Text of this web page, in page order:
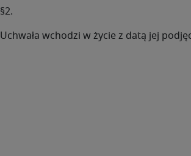
§2.
Uchwała wchodzi w życie z datą jej